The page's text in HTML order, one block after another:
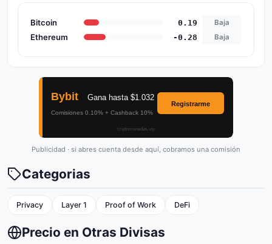
Bitcoin 0.19 Baja
Ethereum -0.28 Baja
Publicidad · si abres cuenta desde aquí, cobramos una comisión
Categorias
Privacy Layer 1 Proof of Work DeFi
Precio en Otras Divisas